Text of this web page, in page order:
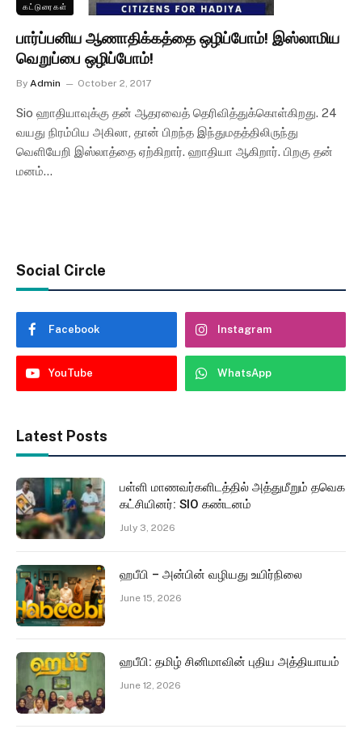
கட்டுரைகள்
பார்ப்பனிய ஆணாதிக்கத்தை ஒழிப்போம்! இஸ்லாமிய
வெறுப்பை ஒழிப்போம்!
By Admin October 2, 2017
Sio ஹாதியாவுக்கு தன் ஆதரவைத் தெரிவித்துக்கொள்கிறது. 24
வயது நிரம்பிய அகிலா, தான் பிறந்த இந்துமதத்திலிருந்து
வெளியேறி இஸ்லாத்தை ஏற்கிறார். ஹாதியா ஆகிறார். பிறகு தன்
மனம்…
Social Circle
Facebook Instagram
YouTube WhatsApp
Latest Posts
பள்ளி மாணவர்களிடத்தில் அத்துமீறும் தவெக
கட்சியினர்: SIO கண்டனம்
July 3, 2026
ஹபீபி – அன்பின் வழியது உயிர்நிலை
June 15, 2026
ஹபீபி: தமிழ் சினிமாவின் புதிய அத்தியாயம்
June 12, 2026